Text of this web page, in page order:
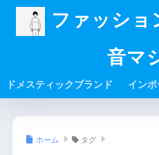
ファッショ
音マ
ドメスティックブランド イン
ホーム タグ